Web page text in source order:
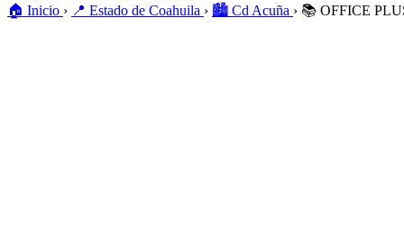
🏠️ Inicio › 📍 Estado de Coahuila › 🏙️ Cd Acuña › 📚 OFFICE